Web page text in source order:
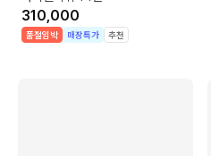
310,000
품절임박 매장특가 추천